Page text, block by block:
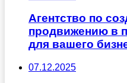
Агентство по
продвижению в
для вашего
07.12.2025